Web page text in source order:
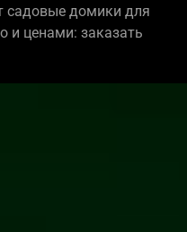
садовые домики для
и ценами: заказать